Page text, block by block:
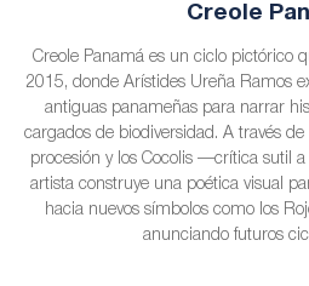
Creole
Creole Panamá es un ciclo pictórico
2015, donde Arístides Ureña Ramos
antiguas panameñas para narrar
cargados de biodiversidad. A través
procesión y los Cocolis —crítica sutil
artista construye una poética visual
hacia nuevos símbolos como los
anunciando futuros